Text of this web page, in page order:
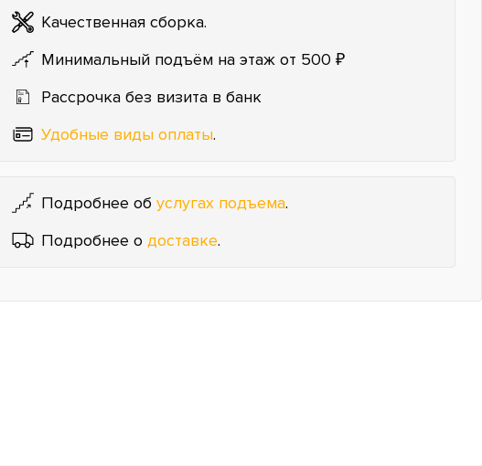
Качественная сборка.
Минимальный подъём на этаж от 500 ₽
Рассрочка без визита в банк
Удобные виды оплаты.
Подробнее об услугах подъема.
Подробнее о доставке.